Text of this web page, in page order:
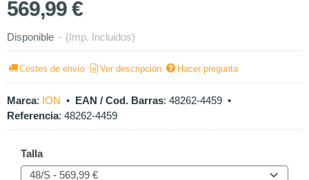
569,99 €
Disponible - (Imp. Incluidos)
Costes de envío Ver descripción Hacer pregunta
Marca: ION • EAN / Cod. Barras: 48262-4459 •
Referencia: 48262-4459
Talla